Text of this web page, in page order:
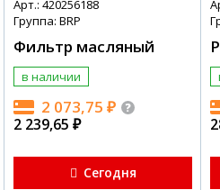
Арт.: 420256188
Группа: BRP
Фильтр масляный
в наличии
2 073,75 ₽
2 239,65 ₽
Сегодня